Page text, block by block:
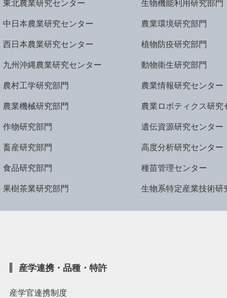
東北農業研究センター
中日本農業研究センター
西日本農業研究センター
九州沖縄農業研究センター
農村工学研究部門
農業機械研究部門
作物研究部門
畜産研究部門
食品研究部門
果樹茶業研究部門
生物機能利用研究部門
農業環境研究部門
植物防疫研究部門
動物衛生研究部門
農業情報研究センター
農業ロボティクス研究
遺伝資源研究センター
高度分析研究センター
種苗管理センター
生物系特定産業技術研
産学連携・品種・特許
産学官連携制度